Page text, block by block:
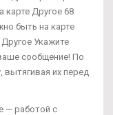
карте Другое 68
быть на карте
Укажите
сообщение! По
их перед
— работой с